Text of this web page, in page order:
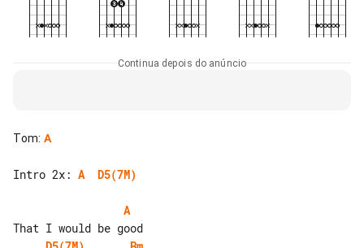
Continua depois do anúncio
Tom: A
Intro 2x: A D5(7M)
A